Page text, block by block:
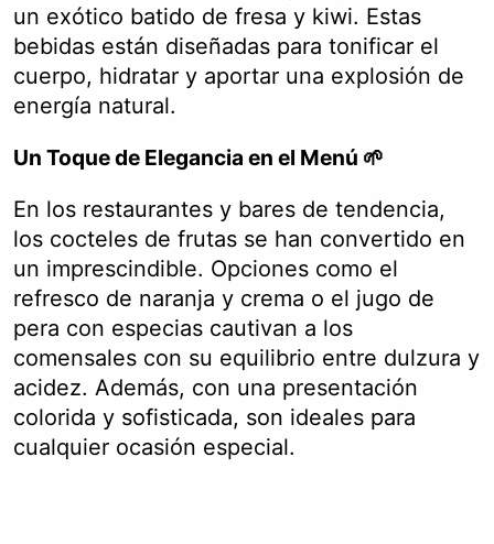
un exótico batido de fresa y kiwi. Estas
bebidas están diseñadas para tonificar el
cuerpo, hidratar y aportar una explosión de
energía natural.
Un Toque de Elegancia en el Menú 🌱
En los restaurantes y bares de tendencia,
los cocteles de frutas se han convertido en
un imprescindible. Opciones como el
refresco de naranja y crema o el jugo de
pera con especias cautivan a los
comensales con su equilibrio entre dulzura y
acidez. Además, con una presentación
colorida y sofisticada, son ideales para
cualquier ocasión especial.